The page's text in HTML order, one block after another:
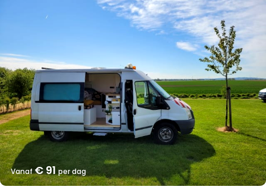
Vanaf€ 91per dag